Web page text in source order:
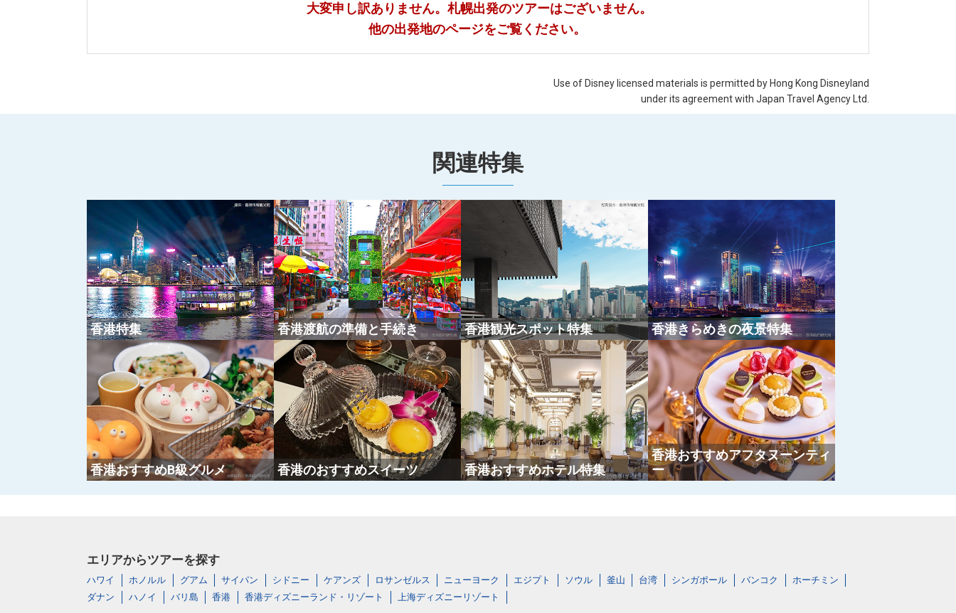
大変申し訳ありません。札幌出発のツアーはございません。
他の出発地のページをご覧ください。
Use of Disney licensed materials is permitted by Hong Kong Disneyland
under its agreement with Japan Travel Agency Ltd.
関連特集
香港特集 香港渡航の準備と手続き 香港観光スポット特集 香港きらめきの夜景特集
香港おすすめB級グルメ 香港のおすすめスイーツ 香港おすすめホテル特集
香港おすすめアフタヌーンティ
ー
エリアからツアーを探す
ハワイ ホノルル グアム サイパン シドニー ケアンズ ロサンゼルス ニューヨーク エジプト ソウル 釜山 台湾 シンガポール バンコク
ホーチミン
ダナン
ハノイ バリ島 香港 香港ディズニーランド・リゾート 上海ディズニーリゾート